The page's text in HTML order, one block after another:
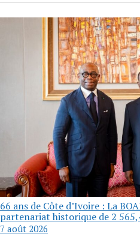
66 ans de Côte d’Ivoire : La
partenariat historique de 2
7 août 2026